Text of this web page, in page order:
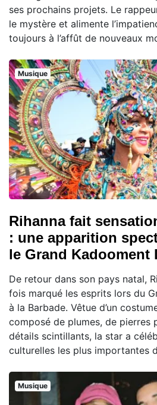
ses prochains projets. Le
le mystère et alimente
toujours à l’affût de nouveaux
Musique
Rihanna fait
: une apparition
le Grand Kadooment
De retour dans son pays natal,
fois marqué les esprits lors du
à la Barbade. Vêtue d’un
composé de plumes, de pierres
détails scintillants, la star a
culturelles les plus importantes
Musique